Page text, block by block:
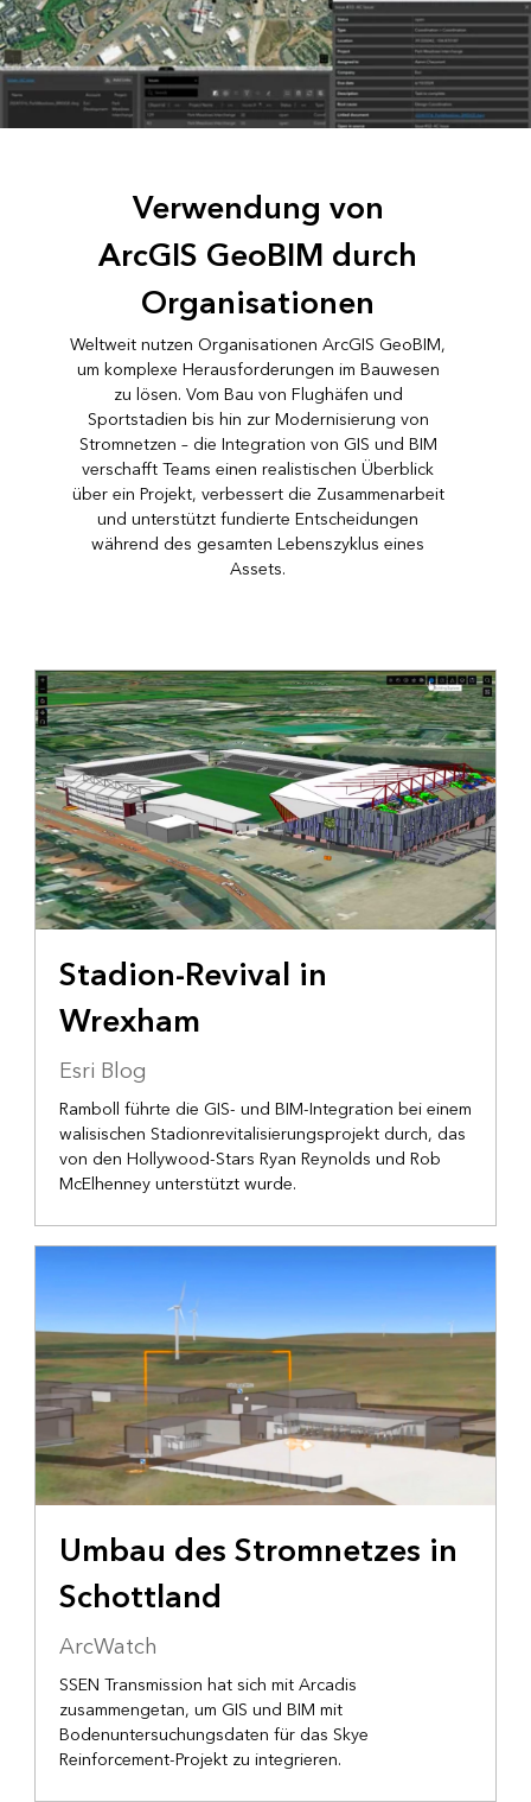
Verwendung von
ArcGIS GeoBIM durch
Organisationen
Weltweit nutzen Organisationen ArcGIS GeoBIM,
um komplexe Herausforderungen im Bauwesen
zu lösen. Vom Bau von Flughäfen und
Sportstadien bis hin zur Modernisierung von
Stromnetzen – die Integration von GIS und BIM
verschafft Teams einen realistischen Überblick
über ein Projekt, verbessert die Zusammenarbeit
und unterstützt fundierte Entscheidungen
während des gesamten Lebenszyklus eines
Assets.
INFRASTRUKTUR
Stadion-Revival in
Wrexham
Esri Blog
Ramboll führte die GIS- und BIM-Integration bei einem
walisischen Stadionrevitalisierungsprojekt durch, das
von den Hollywood-Stars Ryan Reynolds und Rob
McElhenney unterstützt wurde.
ARCHITEKTUR/INGENIEURWESEN/BAUWESEN
Umbau des Stromnetzes in
Schottland
ArcWatch
SSEN Transmission hat sich mit Arcadis
zusammengetan, um GIS und BIM mit
Bodenuntersuchungsdaten für das Skye
Reinforcement-Projekt zu integrieren.